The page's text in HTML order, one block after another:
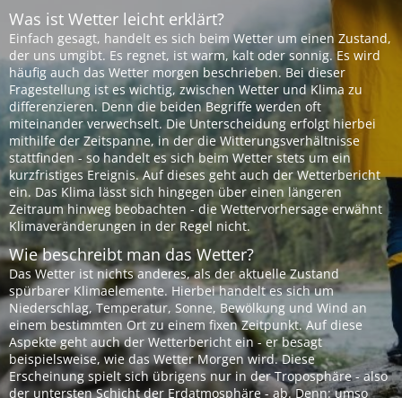
Was ist Wetter leicht erklärt?
Einfach gesagt, handelt es sich beim Wetter um einen Zustand,
der uns umgibt. Es regnet, ist warm, kalt oder sonnig. Es wird
häufig auch das Wetter morgen beschrieben. Bei dieser
Fragestellung ist es wichtig, zwischen Wetter und Klima zu
differenzieren. Denn die beiden Begriffe werden oft
miteinander verwechselt. Die Unterscheidung erfolgt hierbei
mithilfe der Zeitspanne, in der die Witterungsverhältnisse
stattfinden - so handelt es sich beim Wetter stets um ein
kurzfristiges Ereignis. Auf dieses geht auch der Wetterbericht
ein. Das Klima lässt sich hingegen über einen längeren
Zeitraum hinweg beobachten - die Wettervorhersage erwähnt
Klimaveränderungen in der Regel nicht.
Wie beschreibt man das Wetter?
Das Wetter ist nichts anderes, als der aktuelle Zustand
spürbarer Klimaelemente. Hierbei handelt es sich um
Niederschlag, Temperatur, Sonne, Bewölkung und Wind an
einem bestimmten Ort zu einem fixen Zeitpunkt. Auf diese
Aspekte geht auch der Wetterbericht ein - er besagt
beispielsweise, wie das Wetter Morgen wird. Diese
Erscheinung spielt sich übrigens nur in der Troposphäre - also
der untersten Schicht der Erdatmosphäre - ab. Denn: umso